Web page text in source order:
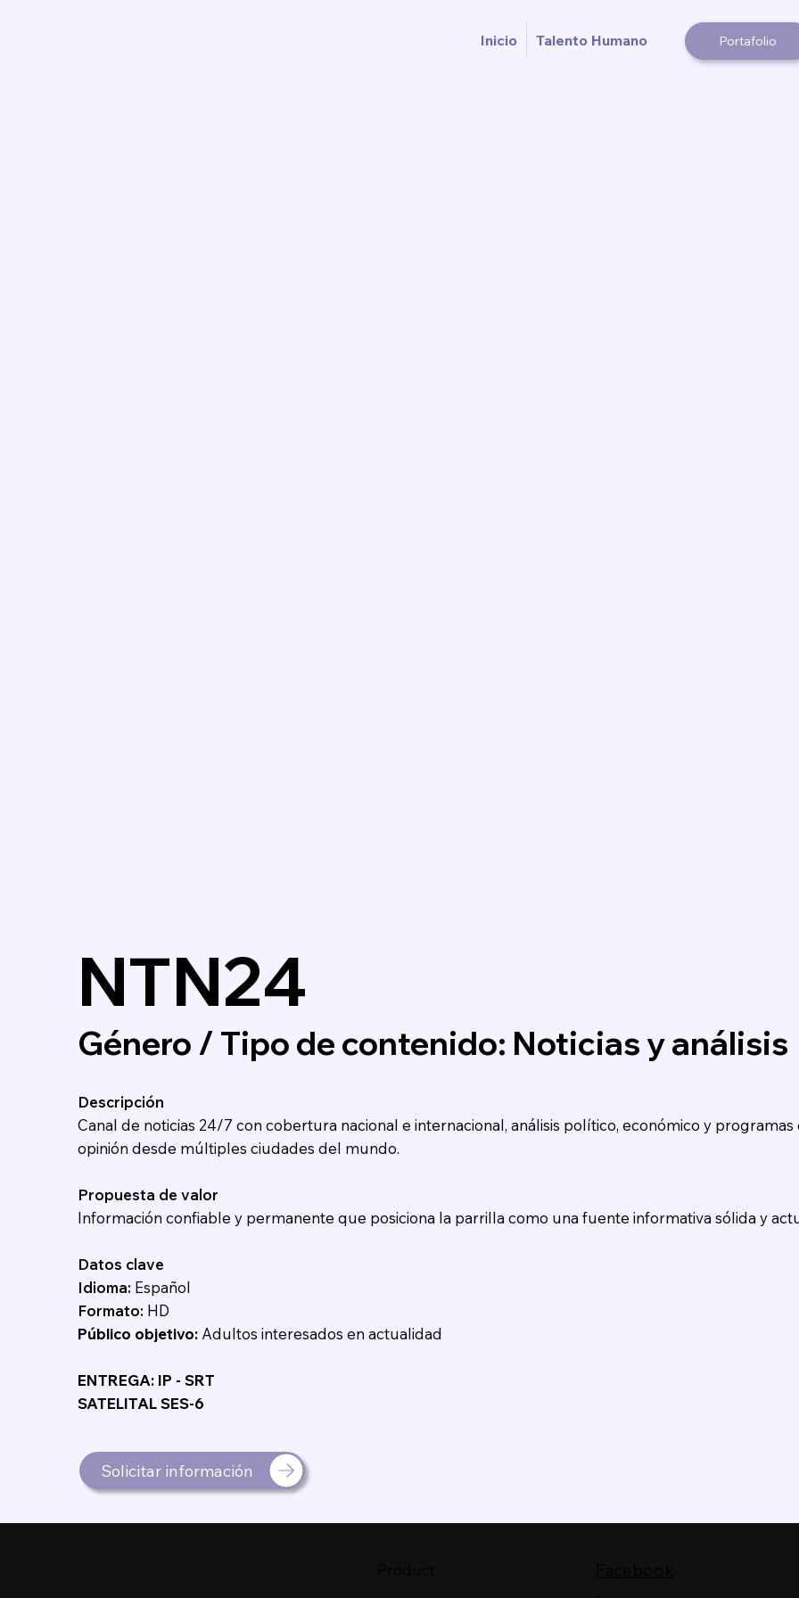
Inicio Talento Humano Portafolio
NTN24
Género / Tipo de contenido: Noticias y análisis
Descripción
Canal de noticias 24/7 con cobertura nacional e internacional, análisis político, económico y programas
opinión desde múltiples ciudades del mundo.
Propuesta de valor
Información confiable y permanente que posiciona la parrilla como una fuente informativa sólida y
Datos clave
Idioma: Español
Formato: HD
Público objetivo:Adultos interesados en actualidad
ENTREGA: IP - SRT
SATELITAL SES-6
Solicitar información